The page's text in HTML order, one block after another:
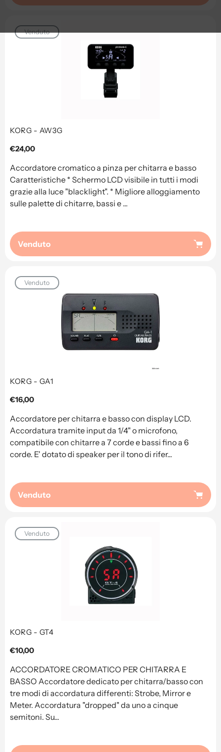
Venduto
KORG - AW3G
Prezzo
€24,00
Accordatore cromatico a pinza per chitarra e basso
Caratteristiche * Schermo LCD visibile in tutti i modi
grazie alla luce "blacklight". * Migliore alloggiamento
sulle palette di chitarre, bassi e ...
Venduto
Venduto
KORG - GA1
Prezzo
€16,00
Accordatore per chitarra e basso con display LCD.
Accordatura tramite input da 1/4" o microfono,
compatibile con chitarre a 7 corde e bassi fino a 6
corde. E' dotato di speaker per il tono di rifer...
Venduto
Venduto
KORG - GT4
Prezzo
€10,00
ACCORDATORE CROMATICO PER CHITARRA E
BASSO Accordatore dedicato per chitarra/basso con
tre modi di accordatura differenti: Strobe, Mirror e
Meter. Accordatura "dropped" da uno a cinque
semitoni. Su...